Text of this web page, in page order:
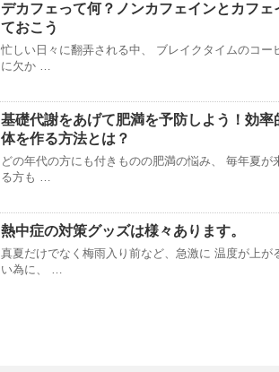
デカフェって何？ノンカフェインとカフ
ておこう
忙しい日々に翻弄される中、 ブレイクタイムのコー
に欠か …
基礎代謝をあげて肥満を予防しよう！効
体を作る方法とは？
どの年代の方にも付きものの肥満の悩み、 毎年夏が
る方も …
熱中症の対策グッズは様々あります。
真夏だけでなく梅雨入り前など、急激に 温度が上が
い為に、 …